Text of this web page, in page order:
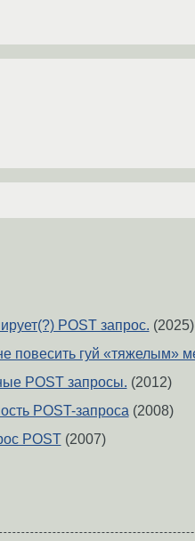
POST запрос. (2025)
повесить гуй «тяжелым»
POST запросы. (2012)
POST-запроса(2008)
POST (2007)